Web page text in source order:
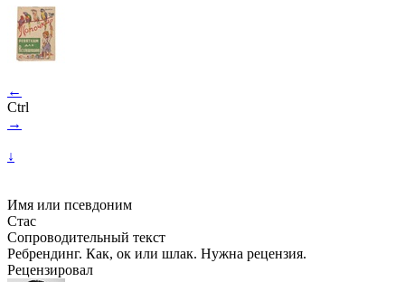
←
Ctrl
→
↓
Имя или псевдоним
Стас
Сопроводительный текст
Ребрендинг. Как, ок или шлак. Нужна рецензия.
Рецензировал